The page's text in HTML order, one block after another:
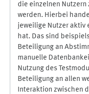
die einzelnen
werden. Hierbei
jeweilige Nutzer aktiv
hat. Das sind
Beteiligung an
manuelle
Nutzung des
Beteiligung an allen
Interaktion zwischen